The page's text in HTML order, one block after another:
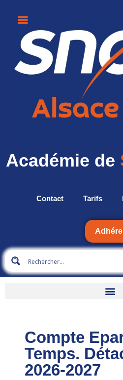
Académie de
Contact Tarifs
Compte
Temps.
2026-2027